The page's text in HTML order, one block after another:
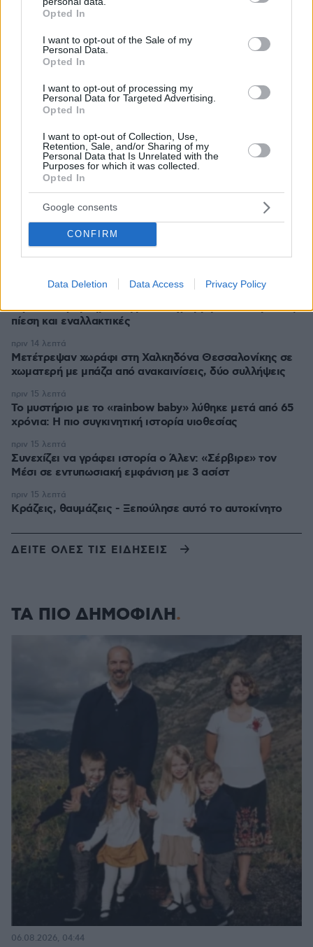
grant or deny consent to Google and its third-party tags to
use your data for below specified purposes in below Google
consent section.
Opted In
I want to opt-out of the Sale of my
Personal Data.
Opted In
I want to opt-out of processing my
Personal Data for Targeted Advertising.
Opted In
I want to opt-out of Collection, Use,
Retention, Sale, and/or Sharing of my
Personal Data that Is Unrelated with the
Purposes for which it was collected.
Opted In
Google consents
CONFIRM
Data Deletion Data Access Privacy Policy
πανέξυπνους σκύλους
πριν 4 λεπτά
ναυάγιο: Χρόνια αργότερα κλάπηκε και
αντικαταστάθηκε με πλαστικό
πριν 11 λεπτά
Περισσότερο κόσμημα παρά ρολόι: Τα cocktail watches
είναι η νέα μας εμμονή
Άγριο διπλό έγκλημα στην Ταϊλάνδη: Σκότωσαν δύο
αδέλφια από τη Ρωσία για τη μηχανή τους και μια
οικογένεια για το φορτηγάκι της
πριν 12 λεπτά
Η απόλυτη υποκρισία του Ελληνικού κράτους
πριν 14 λεπτά
ΓΙΑΝΝΗΣ ΣΕΡΕΤΗΣ
Τεράστιο πρόβλημα στη μεσαία γραμμή, αποδοκιμασίες,
πίεση και εναλλακτικές
Μετέτρεψαν χωράφι στη Χαλκηδόνα Θεσσαλονίκης σε
χωματερή με μπάζα από ανακαινίσεις, δύο συλλήψεις
πριν 14 λεπτά
Το μυστήριο με το «rainbow baby» λύθηκε μετά από 65
χρόνια: Η πιο συγκινητική ιστορία υιοθεσίας
πριν 15 λεπτά
Συνεχίζει να γράφει ιστορία ο Άλεν: «Σέρβιρε» τον
Μέσι σε εντυπωσιακή εμφάνιση με 3 ασίστ
πριν 15 λεπτά
Κράζεις, θαυμάζεις - Ξεπούλησε αυτό το αυτοκίνητο
πριν 15 λεπτά
ΔΕΙΤΕ ΟΛΕΣ ΤΙΣ ΕΙΔΗΣΕΙΣ
ΤΑ ΠΙΟ ΔΗΜΟΦΙΛΗ
06.08.2026, 04:44